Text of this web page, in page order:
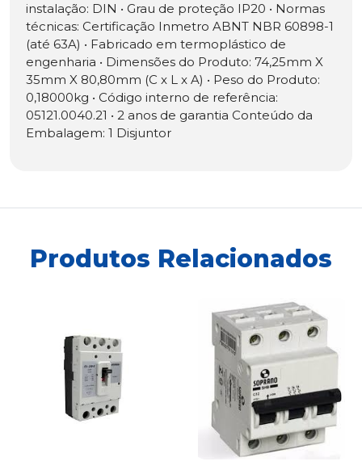
instalação: DIN • Grau de proteção IP20 • Normas
técnicas: Certificação Inmetro ABNT NBR 60898-1
(até 63A) • Fabricado em termoplástico de
engenharia • Dimensões do Produto: 74,25mm X
35mm X 80,80mm (C x L x A) • Peso do Produto:
0,18000kg • Código interno de referência:
05121.0040.21 • 2 anos de garantia Conteúdo da
Embalagem: 1 Disjuntor
Produtos Relacionados